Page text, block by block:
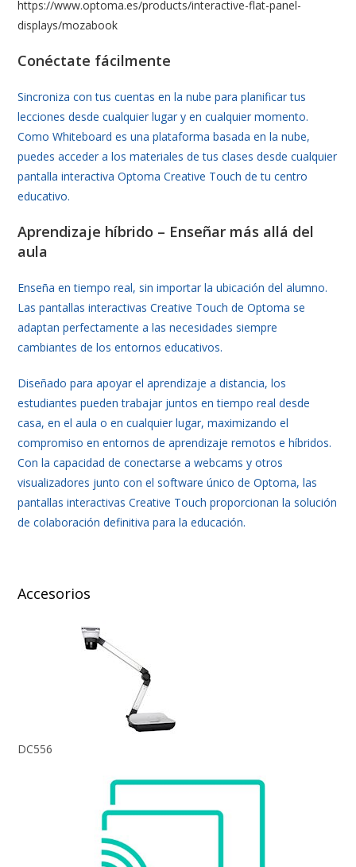
https://www.optoma.es/products/interactive-flat-panel-
displays/mozabook
Conéctate fácilmente
Sincroniza con tus cuentas en la nube para planificar tus
lecciones desde cualquier lugar y en cualquier momento.
Como Whiteboard es una plataforma basada en la nube,
puedes acceder a los materiales de tus clases desde cualquier
pantalla interactiva Optoma Creative Touch de tu centro
educativo.
Aprendizaje híbrido – Enseñar más allá del
aula
Enseña en tiempo real, sin importar la ubicación del alumno.
Las pantallas interactivas Creative Touch de Optoma se
adaptan perfectamente a las necesidades siempre
cambiantes de los entornos educativos.
Diseñado para apoyar el aprendizaje a distancia, los
estudiantes pueden trabajar juntos en tiempo real desde
casa, en el aula o en cualquier lugar, maximizando el
compromiso en entornos de aprendizaje remotos e híbridos.
Con la capacidad de conectarse a webcams y otros
visualizadores junto con el software único de Optoma, las
pantallas interactivas Creative Touch proporcionan la solución
de colaboración definitiva para la educación.
Accesorios
DC556